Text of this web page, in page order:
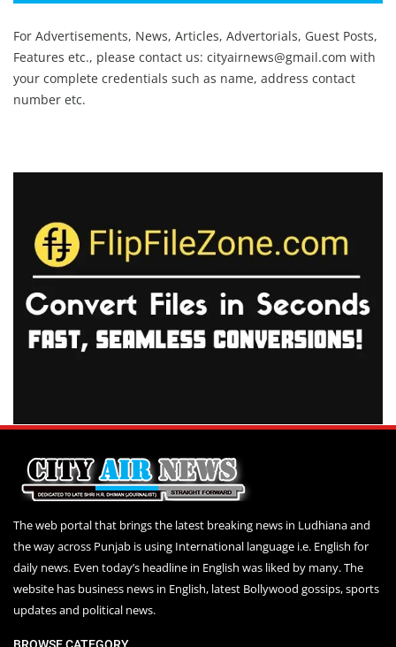
For Advertisements, News, Articles, Advertorials, Guest Posts,
Features etc., please contact us: cityairnews@gmail.com with
your complete credentials such as name, address contact
number etc.
The web portal that brings the latest breaking news in Ludhiana and
the way across Punjab is using International language i.e. English for
daily news. Even today’s headline in English was liked by many. The
website has business news in English, latest Bollywood gossips, sports
updates and political news.